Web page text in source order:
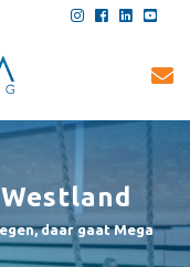
daar gaat Mega